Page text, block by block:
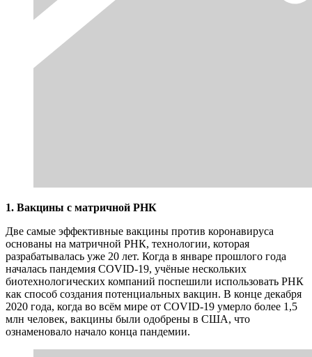
1. Вакцины с матричной РНК
Две самые эффективные вакцины против коронавируса
основаны на матричной РНК, технологии, которая
разрабатывалась уже 20 лет. Когда в январе прошлого года
началась пандемия COVID-19, учёные нескольких
биотехнологических компаний поспешили использовать РНК
как способ создания потенциальных вакцин. В конце декабря
2020 года, когда во всём мире от COVID-19 умерло более 1,5
млн человек, вакцины были одобрены в США, что
ознаменовало начало конца пандемии.